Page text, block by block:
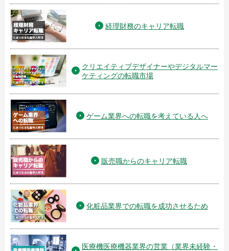
経理財務のキャリア転職
クリエイティブデザイナーやデジタルマー
ケティングの転職市場
ゲーム業界への転職を考えている人へ
販売職からのキャリア転職
化粧品業界での転職を成功させるため
医療機医療機器業界の営業（業界未経験・